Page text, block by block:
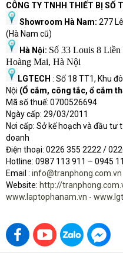
Trên Dell Vostro 3580 i3 còn
dàng mở khóa laptop của mình
CÔNG TY TNHH THIẾT BỊ SỐ
Showroom Hà Nam: 277
(Hà Nam cũ)
Hà Nội: Số 33 Louis 8
Hoàng Mai, Hà Nội
LGTECH : Số 18 TT1, Khu
Nội (Ổ cắm, công tắc, ổ cắm
Mã số thuế: 0700526694
Ngày cấp: 29/03/2011
Nơi cấp: Sở kế hoạch và đầu tư
doanh
Điện thoại: 0226 355 2222 /
Hotine: 0987 113 911 – 0945
Email : info@tranphong.com.vn
Website: http://
www.laptophanam.vn -